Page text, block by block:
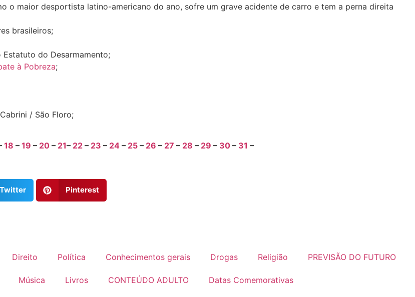
o maior desportista latino-americano do ano, sofre um grave acidente de carro e tem a perna direita
brasileiros;
Estatuto do Desarmamento;
à Pobreza;
/ São Floro;
18 – 19 – 20 – 21– 22 – 23 – 24 – 25 – 26 – 27 – 28 – 29 – 30 – 31 –
Twitter Pinterest
Direito Política Conhecimentos gerais Drogas Religião PREVISÃO DO FUTURO
Música Livros CONTEÚDO ADULTO Datas Comemorativas